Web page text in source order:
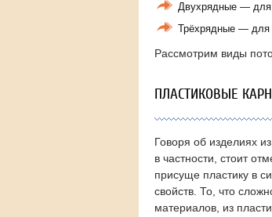
Двухрядные — для
Трёхрядные — для
Рассмотрим виды
ПЛАСТИКОВЫЕ
Говоря об изделиях
в частности, стоит
присуще пластику в
свойств. То, что
материалов, из